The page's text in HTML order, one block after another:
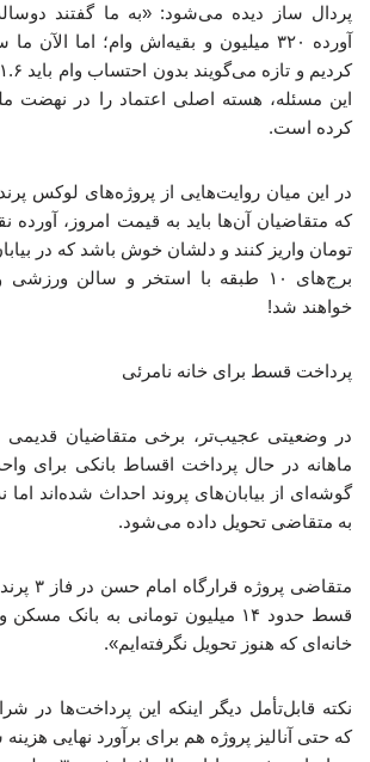
پردال ساز دیده می‌شود: «به ما گفتند
آورده ۳۲۰ میلیون و بقیه‌اش وام؛ اما الآن
این مسئله، هسته اصلی اعتماد را در نهضت
کرده است.
در این میان روایت‌هایی از پروژه‌های لوکس
که متقاضیان آن‌ها باید به قیمت امروز، آورده
برج‌های ۱۰ طبقه با استخر و سالن
خواهند شد!
پرداخت قسط برای خانه نامرئی
در وضعیتی عجیب‌تر، برخی متقاضیان
ماهانه در حال پرداخت اقساط بانکی برای
گوشه‌ای از بیابان‌های پروند احداث شده‌اند اما
به متقاضی تحویل داده می‌شود.
قسط حدود ۱۴ میلیون تومانی به بانک
خانه‌ای که هنوز تحویل نگرفته‌ایم».
نکته قابل‌تأمل دیگر اینکه این پرداخت‌ها در
که حتی آنالیز پروژه هم برای برآورد نهایی